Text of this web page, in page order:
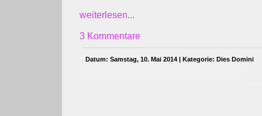
weiterlesen...
3 Kommentare
Datum: Samstag, 10. Mai 2014 | Kategorie: Dies Domini